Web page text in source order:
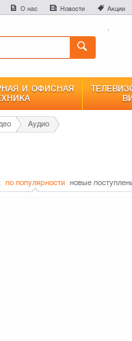
О нас Новости Акции
И ОФИСНАЯ
Аудио
по популярности новые